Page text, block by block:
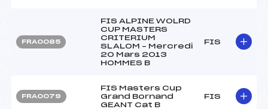
FRA0085
FIS ALPINE WOLRD
CUP MASTERS
CRITERIUM
SLALOM – Mercredi
20 Mars 2013
HOMMES B
FIS
FRA0079
FIS Masters Cup
Grand Bornand
GEANT Cat B
FIS